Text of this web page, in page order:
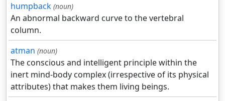
humpback (noun)
An abnormal backward curve to the vertebral
column.
atman (noun)
The conscious and intelligent principle within the
inert mind-body complex (irrespective of its physical
attributes) that makes them living beings.